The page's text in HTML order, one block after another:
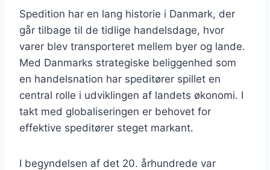
Spedition har en lang historie i Danmark, der
går tilbage til de tidlige handelsdage, hvor
varer blev transporteret mellem byer og lande.
Med Danmarks strategiske beliggenhed som
en handelsnation har speditører spillet en
central rolle i udviklingen af landets økonomi. I
takt med globaliseringen er behovet for
effektive speditører steget markant.
I begyndelsen af det 20. århundrede var